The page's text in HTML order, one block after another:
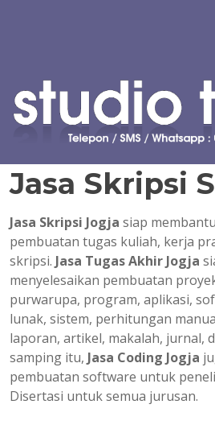
Jasa pembuatan skripsi Teknik
Manajemen Informasi, Teknologi
Lunak. Jasa bantuan, bimbingan,
dalam pembuatan tugas akhir dan
untuk tugas kuliah, kerja praktek, tugas
prototipe, purwarupa, program,
lunak, sistem, perhitungan manual,
Jasa Skripsi
Jasa Skripsi Jogja siap
pembuatan tugas kuliah, kerja
skripsi. Jasa Tugas Akhir Jogja
menyelesaikan pembuatan
purwarupa, program, aplikasi,
lunak, sistem, perhitungan
laporan, artikel, makalah, jurnal,
samping itu, Jasa Coding Jogja
pembuatan software untuk
Disertasi untuk semua jurusan.